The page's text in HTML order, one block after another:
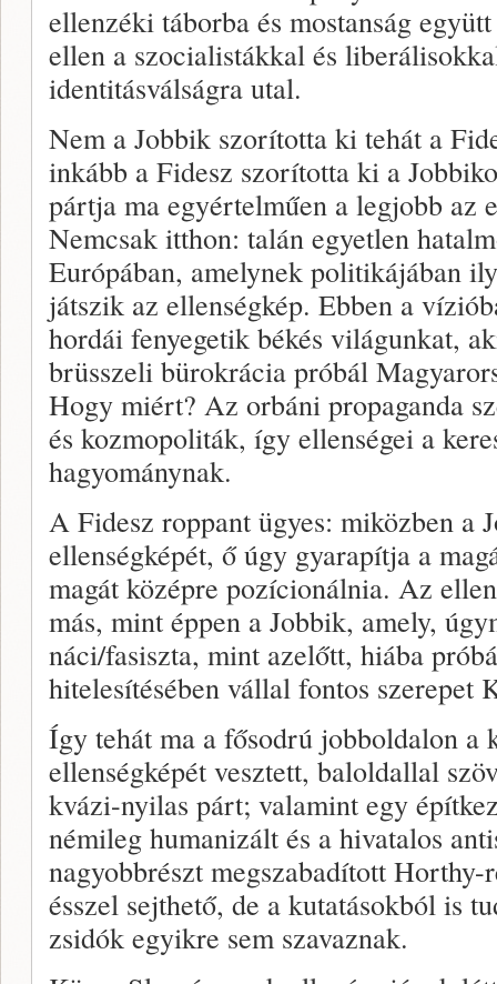
ellenzéki táborba és mostanság
ellen a szocialistákkal és
identitásválságra utal.
Nem a Jobbik szorította ki tehát a
inkább a Fidesz szorította ki a
pártja ma egyértelműen a legjobb az
Nemcsak itthon: talán egyetlen
Európában, amelynek politikájában
játszik az ellenségkép. Ebben a
hordái fenyegetik békés világunkat,
brüsszeli bürokrácia próbál
Hogy miért? Az orbáni propaganda
és kozmopoliták, így ellenségei a
hagyománynak.
A Fidesz roppant ügyes: miközben a
ellenségképét, ő úgy gyarapítja a
magát középre pozícionálnia. Az
más, mint éppen a Jobbik, amely,
náci/fasiszta, mint azelőtt, hiába
hitelesítésében vállal fontos szerepet
Így tehát ma a fősodrú jobboldalon a
ellenségképét vesztett, baloldallal
kvázi-nyilas párt; valamint egy
némileg humanizált és a hivatalos
nagyobbrészt megszabadított
ésszel sejthető, de a kutatásokból is
zsidók egyikre sem szavaznak.